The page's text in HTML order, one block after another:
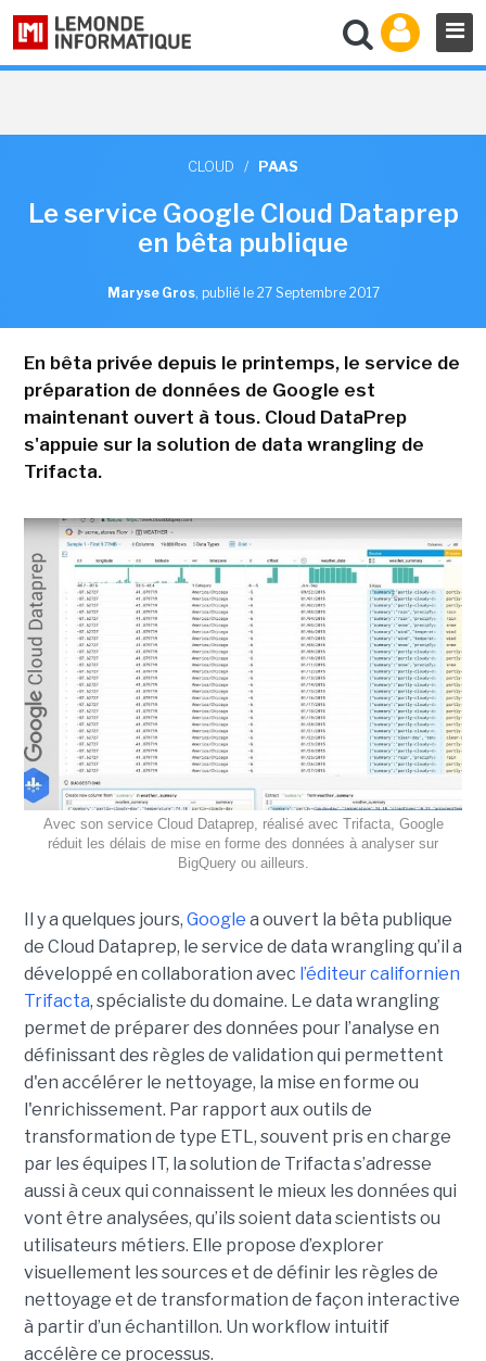
CLOUD / PAAS
Le service Google Cloud Dataprep
en bêta publique
Maryse Gros, publié le 27 Septembre 2017
En bêta privée depuis le printemps, le service de
préparation de données de Google est
maintenant ouvert à tous. Cloud DataPrep
s'appuie sur la solution de data wrangling de
Trifacta.
Avec son service Cloud Dataprep, réalisé avec Trifacta, Google
réduit les délais de mise en forme des données à analyser sur
BigQuery ou ailleurs.
Il y a quelques jours, Google a ouvert la bêta publique
de Cloud Dataprep, le service de data wrangling qu’il a
développé en collaboration avec l’éditeur californien
Trifacta, spécialiste du domaine. Le data wrangling
permet de préparer des données pour l’analyse en
définissant des règles de validation qui permettent
d'en accélérer le nettoyage, la mise en forme ou
l'enrichissement. Par rapport aux outils de
transformation de type ETL, souvent pris en charge
par les équipes IT, la solution de Trifacta s’adresse
aussi à ceux qui connaissent le mieux les données qui
vont être analysées, qu’ils soient data scientists ou
utilisateurs métiers. Elle propose d’explorer
visuellement les sources et de définir les règles de
nettoyage et de transformation de façon interactive
à partir d’un échantillon. Un workflow intuitif
accélère ce processus.